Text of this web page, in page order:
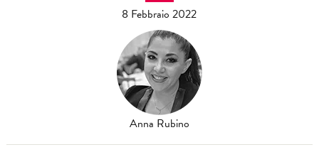
8 Febbraio 2022
Anna Rubino